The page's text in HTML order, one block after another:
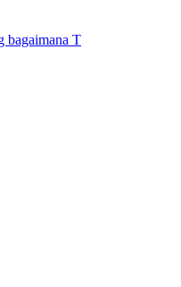
bagaimana T